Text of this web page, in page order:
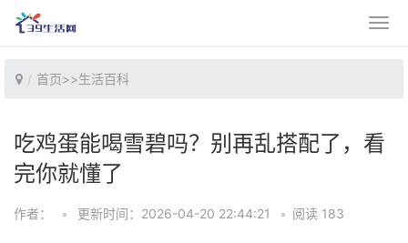
首页>>生活百科
吃鸡蛋能喝雪碧吗？别再乱搭配了，看
完你就懂了
作者： • 更新时间：2026-04-20 22:44:21 • 阅读 183